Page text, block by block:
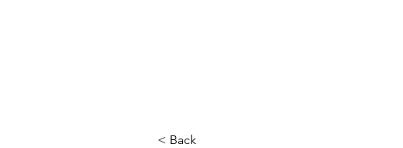
< Back